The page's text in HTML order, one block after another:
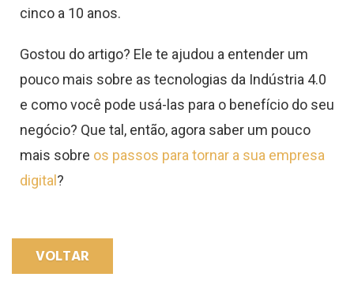
cinco a 10 anos.
Gostou do artigo? Ele te ajudou a entender um
pouco mais sobre as tecnologias da Indústria 4.0
e como você pode usá-las para o benefício do seu
negócio? Que tal, então, agora saber um pouco
mais sobre os passos para tornar a sua empresa
digital ?
VOLTAR